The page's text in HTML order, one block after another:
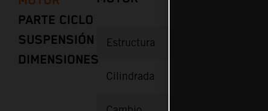
PARTE CICLO
SUSPENSIÓN
DIMENSIONES
Estructura
Cilindrada